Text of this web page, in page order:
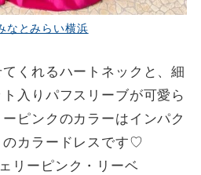
なとみらい横浜
くれるハートネックと、細
入りパフスリーブが可愛ら
ピンクのカラーはインパク
のカラードレスです♡
リーピンク・リーベ